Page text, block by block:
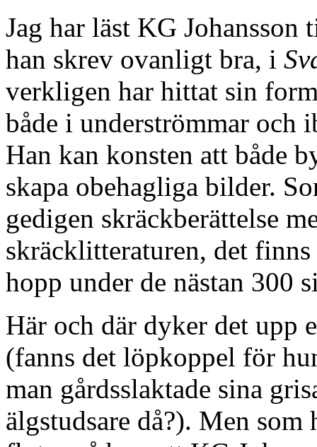
Jag har läst KG Johansson
han skrev ovanligt bra, i
verkligen har hittat sin
både i underströmmar
Han kan konsten att både
skapa obehagliga bilder.
gedigen skräckberättelse
skräcklitteraturen, det
hopp under de nästan 300
Här och där dyker det upp
(fanns det löpkoppel för
man gårdsslaktade sina
älgstudsare då?). Men